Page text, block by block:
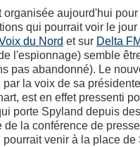
aujourd'hui
qui pourrait voir le
du Nord et sur Delta
l'espionnage) semble
pas abandonné). Le
la voix de sa
est en effet pressenti
porte Spyland depuis
de la conférence de
venir à la place de